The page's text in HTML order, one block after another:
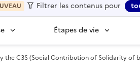
Filtrer les contenus pour
Étapes de vie
the C3S (Social Contribution of Solidarity of